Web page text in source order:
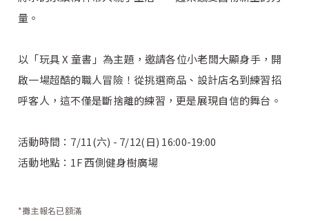
量。
以「玩具 X 童書」為主題，邀請各位小老闆大顯身手，開
啟一場超酷的職人冒險！從挑選商品、設計店名到練習招
呼客人，這不僅是斷捨離的練習，更是展現自信的舞台。
活動時間：7/11(六) - 7/12(日) 16:00-19:00
活動地點：1F 西側健身樹廣場
*攤主報名已額滿